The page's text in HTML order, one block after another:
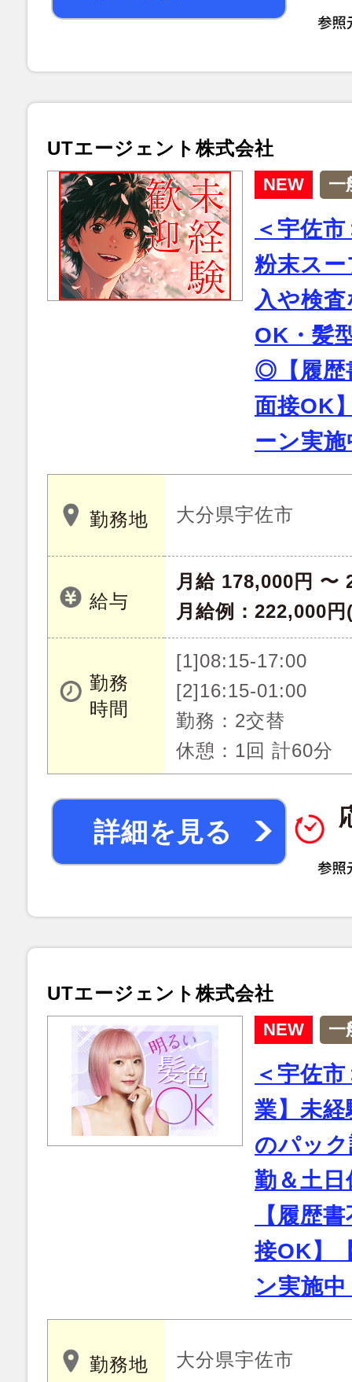
UTエージェント株式会社
NEW 一
＜宇佐
粉末ス
入や検
OK・髪
◎【履歴
面接OK
ーン実
勤務地 大分県宇佐市
給与
月給 178,000円 〜
月給例：222,000
勤務
時間
[1]08:15-17:00
[2]16:15-01:00
勤務：2交替
休憩：1回 計60分
詳細を見る
UTエージェント株式会社
NEW 一
＜宇佐
業】未
のパッ
勤＆土
【履歴
接OK】
ン実施
勤務地 大分県宇佐市